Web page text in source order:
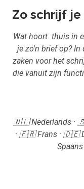
Zo schrijf
Wat hoort thuis in
je zo'n brief op? In
zaken voor het
die vanuit zijn
🇳🇱 Nederlands ·
· 🇫🇷 Frans · 🇩🇪